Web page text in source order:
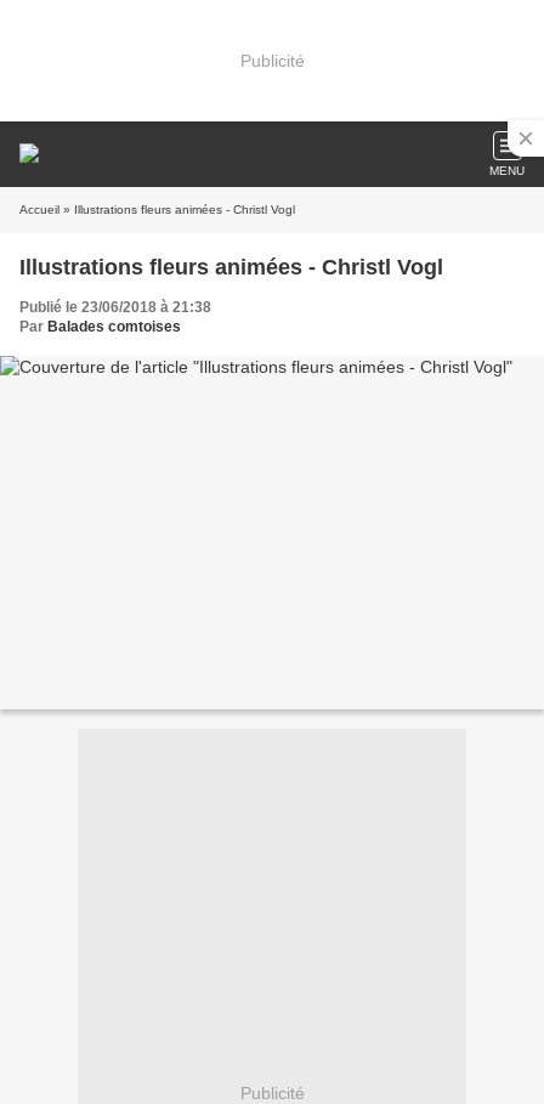
Publicité
MENU
Accueil » Illustrations fleurs animées - Christl Vogl
Illustrations fleurs animées - Christl Vogl
Publié le 23/06/2018 à 21:38
Par Balades comtoises
Publicité